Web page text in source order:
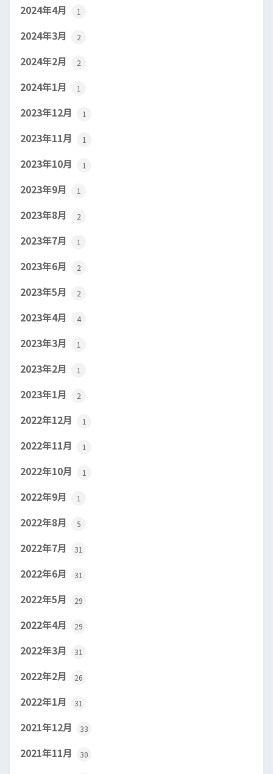
2024年4月 1
2024年3月 2
2024年2月 2
2024年1月 1
2023年12月 1
2023年11月 1
2023年10月 1
2023年9月 1
2023年8月 2
2023年7月 1
2023年6月 2
2023年5月 2
2023年4月 4
2023年3月 1
2023年2月 1
2023年1月 2
2022年12月 1
2022年11月 1
2022年10月 1
2022年9月 1
2022年8月 5
2022年7月 31
2022年6月 31
2022年5月 29
2022年4月 29
2022年3月 31
2022年2月 26
2022年1月 31
2021年12月 33
2021年11月 30